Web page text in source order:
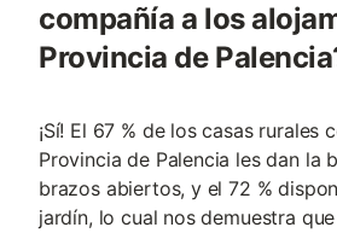
compañía a los
Provincia de
¡Sí! El 67 % de los casas rurales
Provincia de Palencia les dan la
brazos abiertos, y el 72 %
jardín, lo cual nos demuestra